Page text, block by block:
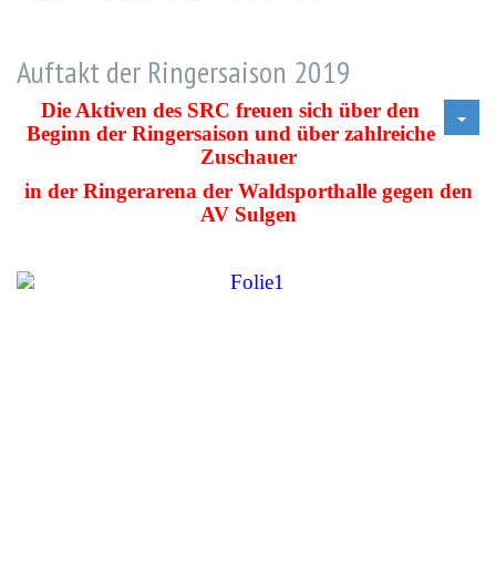
Auftakt der Ringersaison 2019
Die Aktiven des SRC freuen sich über den
Beginn der Ringersaison und über zahlreiche
Zuschauer
in der Ringerarena der Waldsporthalle gegen den
AV Sulgen